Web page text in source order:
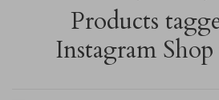
Products
Instagram